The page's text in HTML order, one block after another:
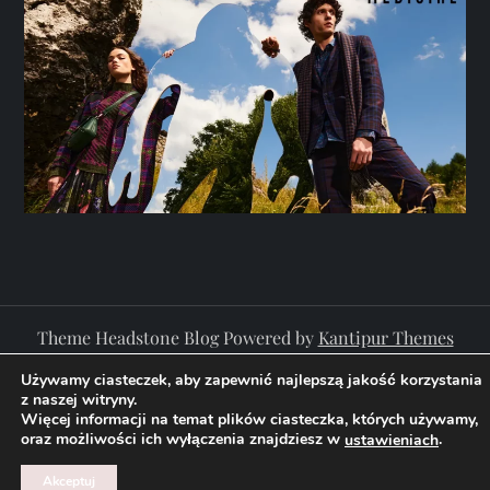
Theme Headstone Blog Powered by Kantipur Themes
Używamy ciasteczek, aby zapewnić najlepszą jakość korzystania
z naszej witryny.
Więcej informacji na temat plików ciasteczka, których używamy,
oraz możliwości ich wyłączenia znajdziesz w ustawieniach.
Akceptuj